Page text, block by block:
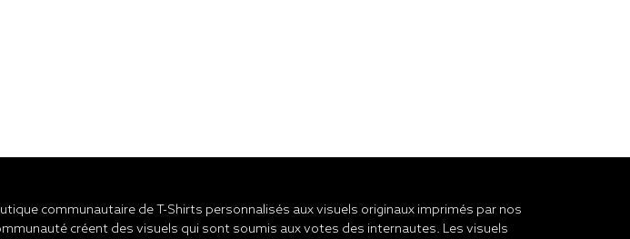
communautaire de T-Shirts personnalisés aux visuels originaux imprimés par nos
créent des visuels qui sont soumis aux votes des internautes. Les visuels